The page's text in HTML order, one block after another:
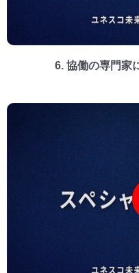
6. 協働の専門家